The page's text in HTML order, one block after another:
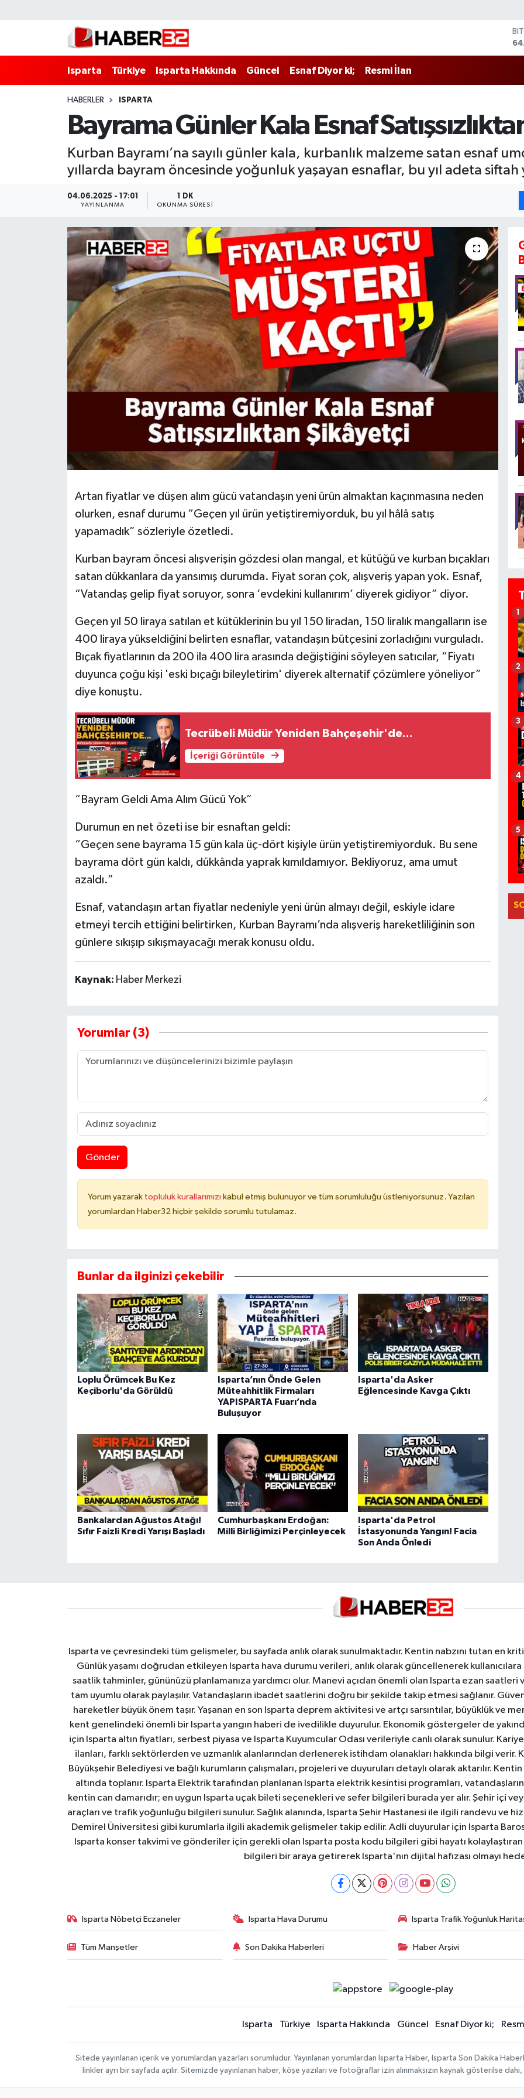
Isparta Türkiye Isparta Hakkında Güncel Esnaf Diyor ki; Resmi İlan
HABERLER ISPARTA
Bayrama Günler Kala Esnaf
Kurban Bayramı’na sayılı günler kala, kurbanlık malzeme satan esnaf
yıllarda bayram öncesinde yoğunluk yaşayan esnaflar, bu yıl adeta siftah
04.06.2025 - 17:01
YAYINLANMA
1 DK
OKUNMA SÜRESI
Artan fiyatlar ve düşen alım gücü vatandaşın yeni ürün almaktan kaçınmasına neden
olurken, esnaf durumu “Geçen yıl ürün yetiştiremiyorduk, bu yıl hâlâ satış
yapamadık” sözleriyle özetledi.
Kurban bayram öncesi alışverişin gözdesi olan mangal, et kütüğü ve kurban bıçakları
satan dükkanlara da yansımış durumda. Fiyat soran çok, alışveriş yapan yok. Esnaf,
“Vatandaş gelip fiyat soruyor, sonra ‘evdekini kullanırım’ diyerek gidiyor” diyor.
Geçen yıl 50 liraya satılan et kütüklerinin bu yıl 150 liradan, 150 liralık mangalların ise
400 liraya yükseldiğini belirten esnaflar, vatandaşın bütçesini zorladığını vurguladı.
Bıçak fiyatlarının da 200 ila 400 lira arasında değiştiğini söyleyen satıcılar, “Fiyatı
duyunca çoğu kişi 'eski bıçağı bileyletirim' diyerek alternatif çözümlere yöneliyor”
diye konuştu.
Tecrübeli Müdür Yeniden Bahçeşehir'de...
İçeriği Görüntüle
“Bayram Geldi Ama Alım Gücü Yok”
Durumun en net özeti ise bir esnaftan geldi:
“Geçen sene bayrama 15 gün kala üç-dört kişiyle ürün yetiştiremiyorduk. Bu sene
bayrama dört gün kaldı, dükkânda yaprak kımıldamıyor. Bekliyoruz, ama umut
azaldı.”
Esnaf, vatandaşın artan fiyatlar nedeniyle yeni ürün almayı değil, eskiyle idare
etmeyi tercih ettiğini belirtirken, Kurban Bayramı’nda alışveriş hareketliliğinin son
günlere sıkışıp sıkışmayacağı merak konusu oldu.
Kaynak: Haber Merkezi
Yorumlar (3)
Gönder
Yorum yazarak topluluk kurallarımızı kabul etmiş bulunuyor ve tüm sorumluluğu üstleniyorsunuz. Yazılan
yorumlardan Haber32 hiçbir şekilde sorumlu tutulamaz.
Bunlar da ilginizi çekebilir
Loplu Örümcek Bu Kez
Keçiborlu'da Görüldü
Isparta’nın Önde Gelen
Müteahhitlik Firmaları
YAPISPARTA Fuarı’nda
Buluşuyor
Isparta'da Asker
Eğlencesinde Kavga Çıktı
Bankalardan Ağustos Atağı!
Sıfır Faizli Kredi Yarışı Başladı
Cumhurbaşkanı Erdoğan:
Milli Birliğimizi Perçinleyecek
Isparta'da Petrol
İstasyonunda Yangın! Facia
Son Anda Önledi
1
2
3
4
5
Isparta ve çevresindeki tüm gelişmeler, bu sayfada anlık olarak sunulmaktadır. Kentin nabzını tutan en
Günlük yaşamı doğrudan etkileyen Isparta hava durumu verileri, anlık olarak güncellenerek
saatlik tahminler, gününüzü planlamanıza yardımcı olur. Manevi açıdan önemli olan Isparta ezan
tam uyumlu olarak paylaşılır. Vatandaşların ibadet saatlerini doğru bir şekilde takip etmesi sağlanır.
hareketler büyük önem taşır. Yaşanan en son Isparta deprem aktivitesi ve artçı sarsıntılar, büyüklük ve
kent genelindeki önemli bir Isparta yangın haberi de ivedilikle duyurulur. Ekonomik göstergeler de
için Isparta altın fiyatları, serbest piyasa ve Isparta Kuyumcular Odası verileriyle canlı olarak sunulur.
ilanları, farklı sektörlerden ve uzmanlık alanlarından derlenerek istihdam olanakları hakkında bilgi verir.
Büyükşehir Belediyesi ve bağlı kurumların çalışmaları, projeleri ve duyuruları detaylı olarak aktarılır.
altında toplanır. Isparta Elektrik tarafından planlanan Isparta elektrik kesintisi programları,
kentin can damarıdır; en uygun Isparta uçak bileti seçenekleri ve sefer bilgileri burada yer alır. Şehir içi
araçları ve trafik yoğunluğu bilgileri sunulur. Sağlık alanında, Isparta Şehir Hastanesi ile ilgili randevu ve
Demirel Üniversitesi gibi kurumlarla ilgili akademik gelişmeler takip edilir. Adli duyurular için Isparta
Isparta konser takvimi ve gönderiler için gerekli olan Isparta posta kodu bilgileri gibi hayatı
bilgileri bir araya getirerek Isparta'nın dijital hafızası olmayı
Isparta Nöbetçi Eczaneler Isparta Hava Durumu Isparta Trafik Yoğunluk
Tüm Manşetler Son Dakika Haberleri Haber Arşivi
Isparta Türkiye Isparta Hakkında Güncel Esnaf Diyor ki;
Sitede yayınlanan içerik ve yorumlardan yazarları sorumludur. Yayınlanan yorumlardan Isparta Haber, Isparta Son Dakika
linkler ayrı bir sayfada açılır. Sitemizde yayınlanan haber, köşe yazıları ve fotoğraflar izin alınmaksızın kaynak gösterilse
Isparta Hakkında
Esnaf Diyor ki;
BİLİM VE TEKNOLOJİ
HABERDE İNSAN
KÜLTÜR SANAT
MAGAZİN
RESMİ İLANLAR
Teknoloji
Isparta Nöbetçi Eczaneler
Isparta Hava Durumu
Isparta Trafik Yoğunluk Haritası
Süper Lig Puan Durumu ve Fikstür
Tüm Manşetler
Son Dakika Haberleri